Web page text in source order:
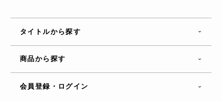
タイトルから探す
商品から探す
会員登録・ログイン